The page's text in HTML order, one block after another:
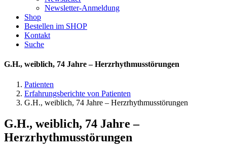
Newsletter-Anmeldung
Shop
Bestellen im SHOP
Kontakt
Suche
G.H., weiblich, 74 Jahre – Herzrhythmusstörungen
Patienten
Erfahrungsberichte von Patienten
G.H., weiblich, 74 Jahre – Herzrhythmusstörungen
G.H., weiblich, 74 Jahre –
Herzrhythmusstörungen